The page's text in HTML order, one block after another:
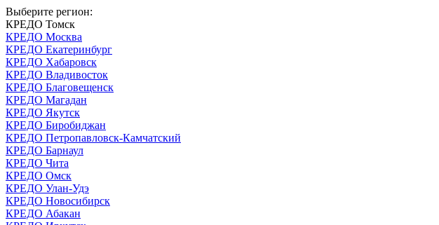
Выберите регион:
КРЕДО Томск
КРЕДО Москва
КРЕДО Екатеринбург
КРЕДО Хабаровск
КРЕДО Владивосток
КРЕДО Благовещенск
КРЕДО Магадан
КРЕДО Якутск
КРЕДО Биробиджан
КРЕДО Петропавловск-Камчатский
КРЕДО Барнаул
КРЕДО Чита
КРЕДО Омск
КРЕДО Улан-Удэ
КРЕДО Новосибирск
КРЕДО Абакан